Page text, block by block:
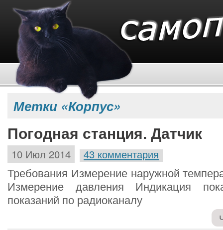
Метки «Корпус»
Погодная станция. Датчик
10 Июл 2014 43 комментария
Требования Измерение наружной
Измерение давления Индикация
показаний по радиоканалу